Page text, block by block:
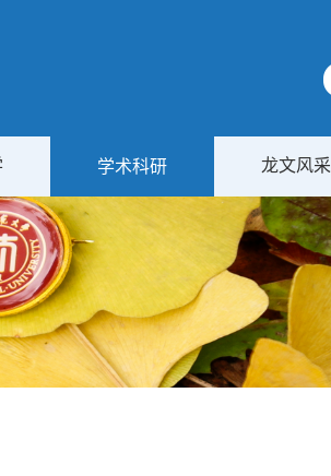
学术科研 龙文风采